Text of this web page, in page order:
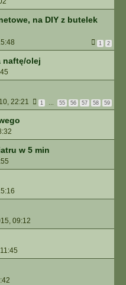
na DIY z butelek
1 2
naftę/olej
22:21 1 55 56 57 58 59
w 5 min
09:12